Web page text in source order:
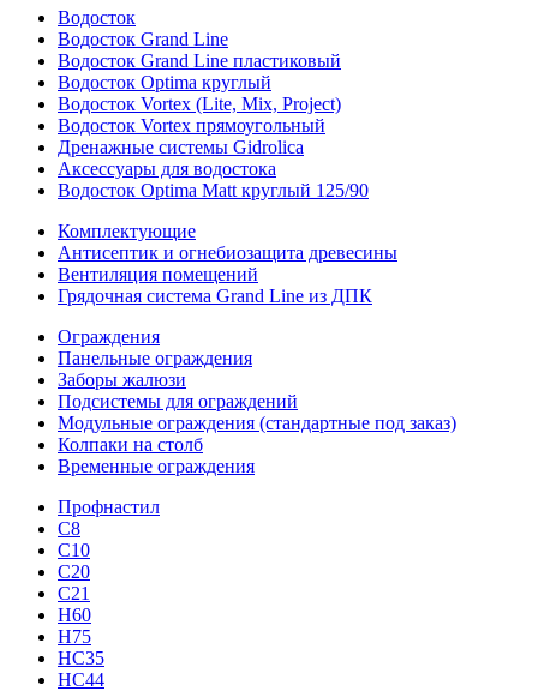
Водосток
Водосток Grand Line
Водосток Grand Line пластиковый
Водосток Optima круглый
Водосток Vortex (Lite, Mix, Project)
Водосток Vortex прямоугольный
Дренажные системы Gidrolica
Аксессуары для водостока
Водосток Optima Matt круглый 125/90
Комплектующие
Антисептик и огнебиозащита древесины
Вентиляция помещений
Грядочная система Grand Line из ДПК
Ограждения
Панельные ограждения
Заборы жалюзи
Подсистемы для ограждений
Модульные ограждения (стандартные под заказ)
Колпаки на столб
Временные ограждения
Профнастил
С8
С10
С20
С21
H60
H75
HС35
НС44